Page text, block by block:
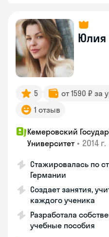
Юлия
5 от 1590 ₽ за
1 отзыв
Кемеровский
Университет • 2014 г.
Стажировалась по
Германии
Создает занятия,
каждого ученика
Разработала
учебные пособия